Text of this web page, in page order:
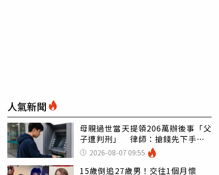
人氣新聞
母親過世當天提領206萬辦後事「父
子遭判刑」 律師：搶錢先下手是
罪 2026-08-07 09:55
15歲倒追27歲男！交往1個月懷